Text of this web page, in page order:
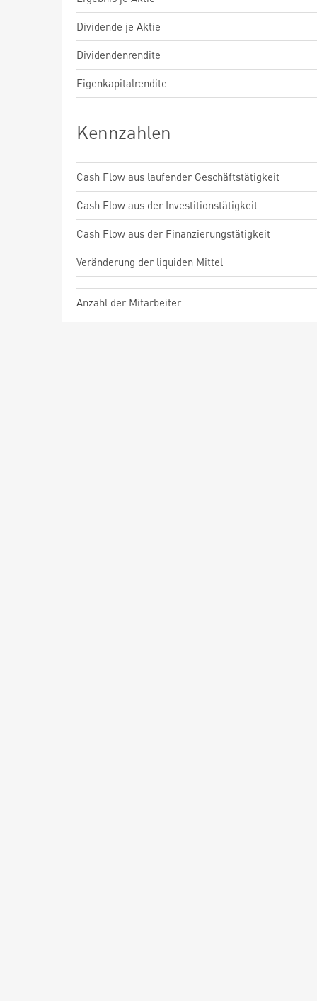
Dividende je Aktie
Dividendenrendite
Eigenkapitalrendite
Kennzahlen
Cash Flow aus laufender Geschäftstätigkeit
Cash Flow aus der Investitionstätigkeit
Cash Flow aus der Finanzierungstätigkeit
Veränderung der liquiden Mittel
Anzahl der Mitarbeiter